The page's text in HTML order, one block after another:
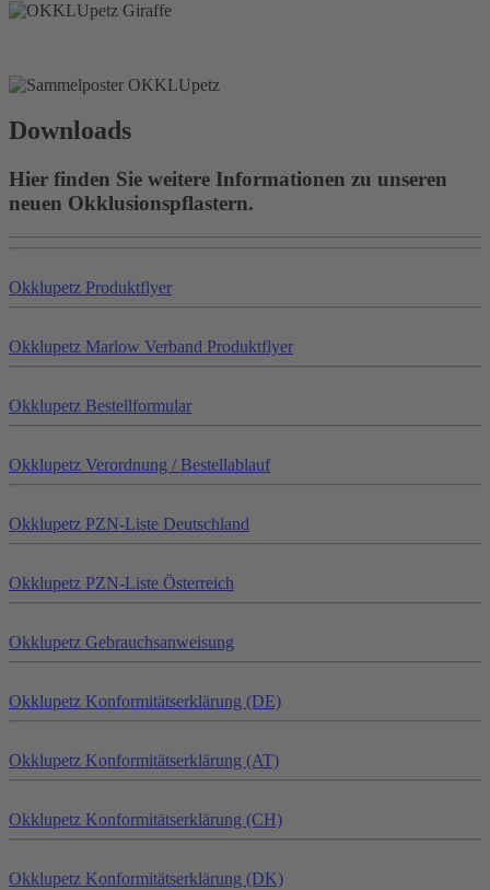
Downloads
Hier finden Sie weitere Informationen zu unseren
neuen Okklusionspflastern.
Okklupetz Produktflyer
Okklupetz Marlow Verband Produktflyer
Okklupetz Bestellformular
Okklupetz Verordnung / Bestellablauf
Okklupetz PZN-Liste Deutschland
Okklupetz PZN-Liste Österreich
Okklupetz Gebrauchsanweisung
Okklupetz Konformitätserklärung (DE)
Okklupetz Konformitätserklärung (AT)
Okklupetz Konformitätserklärung (CH)
Okklupetz Konformitätserklärung (DK)